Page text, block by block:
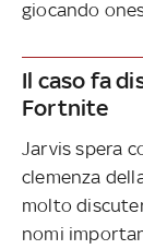
giocando
Il caso fa
Fortnite
Jarvis spera
clemenza
molto
nomi